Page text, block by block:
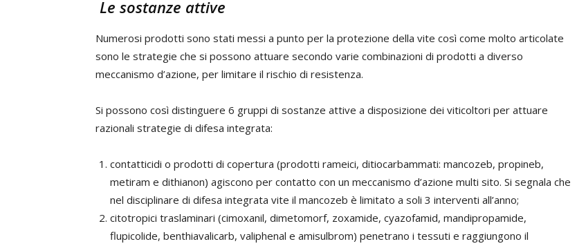
Le sostanze attive
Numerosi prodotti sono stati messi a punto per la protezione della vite così come molto articolate
sono le strategie che si possono attuare secondo varie combinazioni di prodotti a diverso
meccanismo d’azione, per limitare il rischio di resistenza.
Si possono così distinguere 6 gruppi di sostanze attive a disposizione dei viticoltori per attuare
razionali strategie di difesa integrata:
contatticidi o prodotti di copertura (prodotti rameici, ditiocarbammati: mancozeb, propineb,
metiram e dithianon) agiscono per contatto con un meccanismo d’azione multi sito. Si segnala che
nel disciplinare di difesa integrata vite il mancozeb è limitato a soli 3 interventi all’anno;
citotropici traslaminari (cimoxanil, dimetomorf, zoxamide, cyazofamid, mandipropamide,
flupicolide, benthiavalicarb, valiphenal e amisulbrom) penetrano i tessuti e raggiungono il